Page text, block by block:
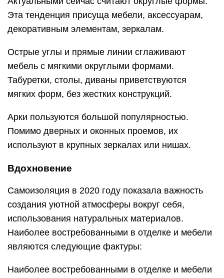
Эта тенденция присуща мебели, аксессуарам,
декоративным элементам, зеркалам.
Острые углы и прямые линии сглаживают
мебель с мягкими округлыми формами.
Табуретки, столы, диваны приветствуются
мягких форм, без жестких конструкций.
Арки пользуются большой популярностью.
Помимо дверных и оконных проемов, их
используют в крупных зеркалах или нишах.
Вдохновение
Самоизоляция в 2020 году показала важность
создания уютной атмосферы вокруг себя,
использования натуральных материалов.
Наиболее востребованными в отделке и мебели
являются следующие фактуры:
Наиболее востребованными в отделке и мебели